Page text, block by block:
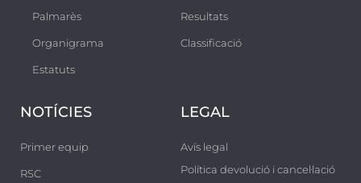
Palmarès
Organigrama
Estatuts
Resultats
Classificació
NOTÍCIES
Primer equip
RSC
LEGAL
Avís legal
Política devolució i cancel·lació